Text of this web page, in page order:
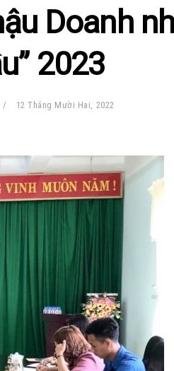
Doanh
2023
12 Tháng Mười Hai, 2022